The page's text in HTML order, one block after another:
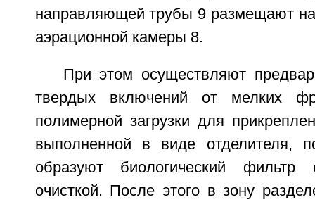
направляющей трубы 9 размещают
аэрационной камеры 8.
При этом осуществляют
твердых включений от мелких
полимерной загрузки для
выполненной в виде отделителя,
образуют биологический фильтр
очисткой. После этого в зону